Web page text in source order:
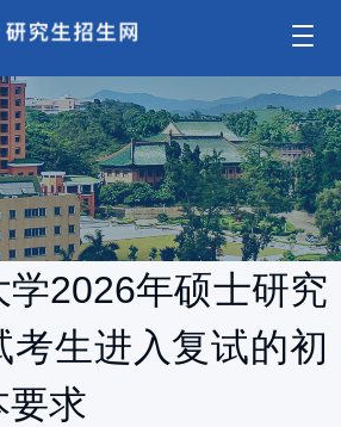
2026年硕士研究
考生进入复试的初
要求